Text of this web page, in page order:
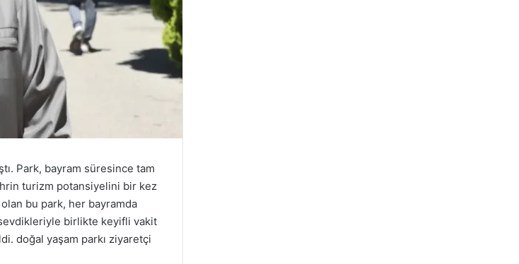
Park, bayram süresince tam
turizm potansiyelini bir kez
bu park, her bayramda
birlikte keyifli vakit
doğal yaşam parkı ziyaretçi